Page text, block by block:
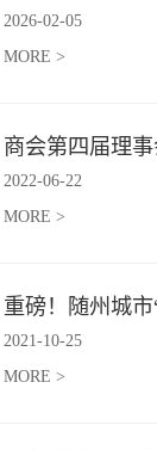
2026-02-05
MORE >
2022-06-22
MORE >
2021-10-25
MORE >